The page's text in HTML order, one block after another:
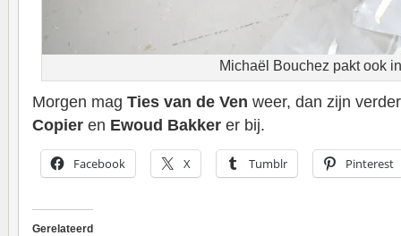
Michaël Bouchez pakt ook in
Morgen mag Ties van de Ven weer, dan zijn
Copier en Ewoud Bakker er bij.
Facebook X Tumblr Pinterest
Gerelateerd